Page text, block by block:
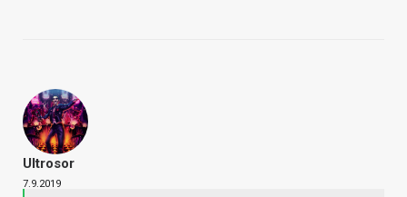
Ultrosor
7.9.2019